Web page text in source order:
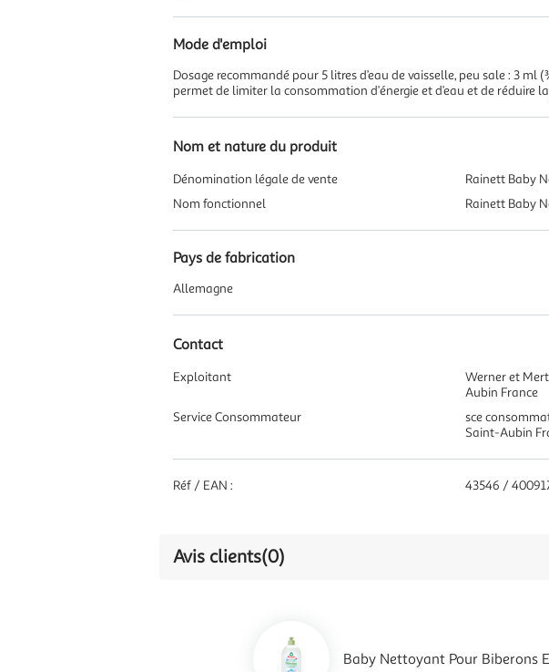
Mode d'emploi
Dosage recommandé pour 5 litres d’eau de vaisselle, peu sale : 3
permet de limiter la consommation d’énergie et d’eau et de réduire
Nom et nature du produit
Dénomination légale de vente
Rainett Baby
Nom fonctionnel
Rainett Baby
Pays de fabrication
Allemagne
Contact
Exploitant
Werner et
Aubin France
Service Consommateur
sce
Saint-Aubin
Réf / EAN : 43546 /
Avis clients(0)
Baby Nettoyant Pour Biberons